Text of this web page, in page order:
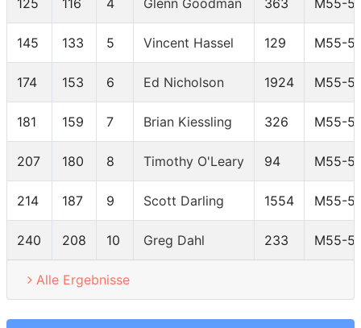
125 116 4 Glenn Goodman 363 M55-
145 133 5 Vincent Hassel 129 M55-
174 153 6 Ed Nicholson 1924 M55-
181 159 7 Brian Kiessling 326 M55-
207 180 8 Timothy O'Leary 94 M55-
214 187 9 Scott Darling 1554 M55-
240 208 10 Greg Dahl 233 M55-
Alle Ergebnisse